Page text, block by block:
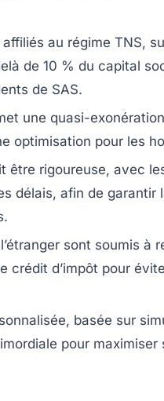
au régime TNS,
de 10 % du capital
de SAS.
une quasi-
optimisation pour les
être rigoureuse, avec
délais, afin de garantir
sont soumis à
crédit d’impôt pour
basée sur
pour maximiser